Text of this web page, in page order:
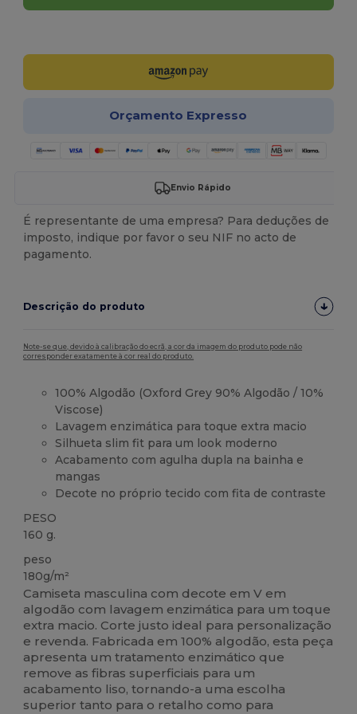
Orçamento Expresso
Envio Rápido
É representante de uma empresa? Para deduções de
imposto, indique por favor o seu NIF no acto de
pagamento.
Descrição do produto
Note-se que, devido à calibração do ecrã, a cor da imagem do produto pode não
corresponder exatamente à cor real do produto.
100% Algodão (Oxford Grey 90% Algodão / 10%
Viscose)
Lavagem enzimática para toque extra macio
Silhueta slim fit para um look moderno
Acabamento com agulha dupla na bainha e
mangas
Decote no próprio tecido com fita de contraste
PESO
160 g.
peso
180g/m²
Camiseta masculina com decote em V em
algodão com lavagem enzimática para um toque
extra macio. Corte justo ideal para personalização
e revenda. Fabricada em 100% algodão, esta peça
apresenta um tratamento enzimático que
remove as fibras superficiais para um
acabamento liso, tornando-a uma escolha
superior tanto para o retalho como para